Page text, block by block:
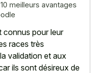
meilleurs avantages
connus pour leur
races très
validation et aux
ils sont désireux de